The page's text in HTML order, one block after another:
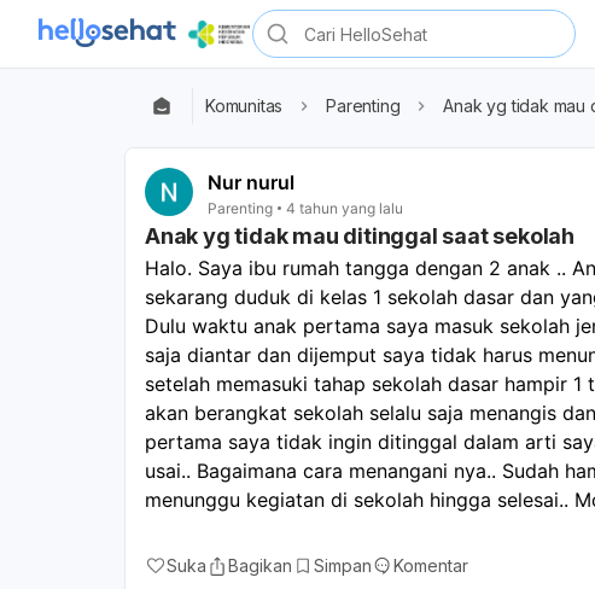
Komunitas Parenting Anak yg tidak mau
Nur nurul
Parenting 4 tahun yang lalu
Anak yg tidak mau ditinggal saat sekolah
Halo. Saya ibu rumah tangga dengan 2 anak ..
sekarang duduk di kelas 1 sekolah dasar dan
Dulu waktu anak pertama saya masuk sekolah
saja diantar dan dijemput saya tidak harus
setelah memasuki tahap sekolah dasar hampir
akan berangkat sekolah selalu saja menangis
pertama saya tidak ingin ditinggal dalam arti
usai.. Bagaimana cara menangani nya.. Sudah
menunggu kegiatan di sekolah hingga selesai..
Suka Bagikan Simpan Komentar